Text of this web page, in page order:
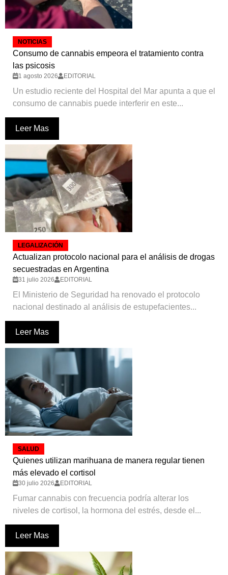
NOTICIAS
Consumo de cannabis empeora el tratamiento contra
las psicosis
1 agosto 2026 EDITORIAL
Un estudio reciente del Hospital del Mar apunta a que el
consumo de cannabis puede interferir en este...
Leer Mas
LEGALIZACIÓN
Actualizan protocolo nacional para el análisis de drogas
secuestradas en Argentina
31 julio 2026 EDITORIAL
El Ministerio de Seguridad ha renovado el protocolo
nacional destinado al análisis de estupefacientes...
Leer Mas
SALUD
Quienes utilizan marihuana de manera regular tienen
más elevado el cortisol
30 julio 2026 EDITORIAL
Fumar cannabis con frecuencia podría alterar los
niveles de cortisol, la hormona del estrés, desde el...
Leer Mas